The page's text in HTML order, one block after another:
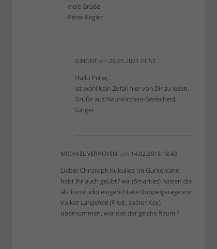
viele Grüße
Peter Kegler
GINGER am 29.05.2021 01:53
Hallo Peter,
ist wohl kein Zufall hier von Dir zu lesen.
Grüße aus Neunkirchen-Seelscheid,
Ginger
MICHAEL VERHOVEN am 14.02.2018 18:43
Lieber Christoph Kukulies, im Gurkenland
habt ihr auch geübt? wir (Smarties) hatten die
als Tonstudio eingerichtete Doppelgarage von
Volker Langefeld (Fruit, später Key)
übernommen, war das der geiche Raum ?